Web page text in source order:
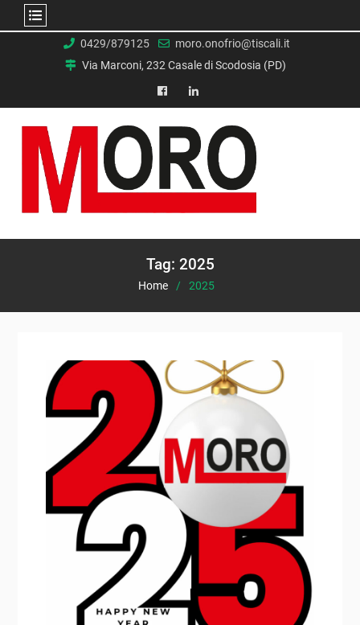
0429/879125
moro.onofrio@tiscali.it
Via Marconi, 232 Casale di Scodosia (PD)
facebookLinkedin
Tag: 2025
Home 2025